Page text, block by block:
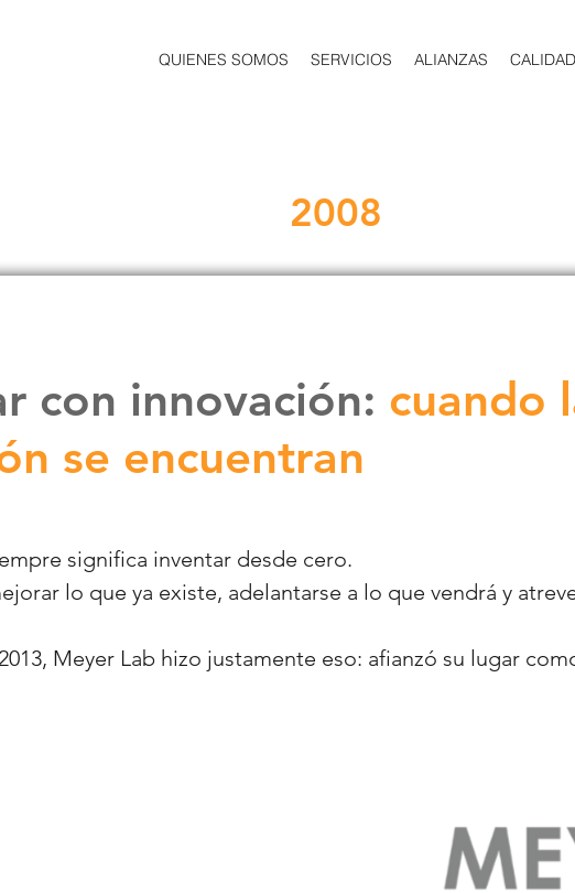
QUIENES SOMOS SERVICIOS ALIANZAS CALIDAD
2008
con innovación: cuando
se encuentran
significa inventar desde cero.
lo que ya existe, adelantarse a lo que vendrá y
Meyer Lab hizo justamente eso: afianzó su lugar